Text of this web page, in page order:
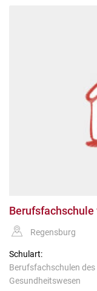
Regensburg
Schulart:
Berufsfachschulen des
Gesundheitswesen